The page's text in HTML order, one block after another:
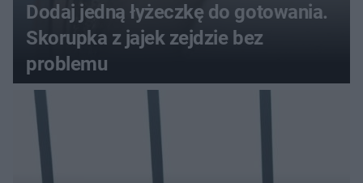
Dodaj jedną łyżeczkę do gotowania.
Skorupka z jajek zejdzie bez
problemu